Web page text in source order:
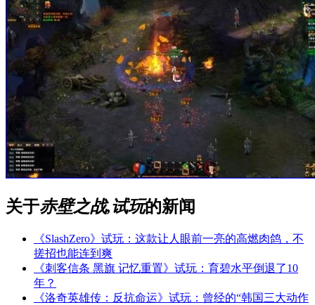
关于赤壁之战,试玩的新闻
《SlashZero》试玩：这款让人眼前一亮的高燃肉鸽，不
搓招也能连到爽
《刺客信条 黑旗 记忆重置》试玩：育碧水平倒退了10
年？
《洛奇英雄传：反抗命运》试玩：曾经的“韩国三大动作